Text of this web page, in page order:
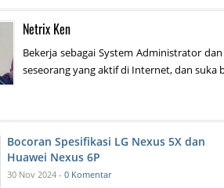
Netrix Ken
Bekerja sebagai System Administrator
seseorang yang aktif di Internet, dan
Bocoran Spesifikasi LG Nexus 5X dan
Huawei Nexus 6P
30 Nov 2024 - 0 Komentar